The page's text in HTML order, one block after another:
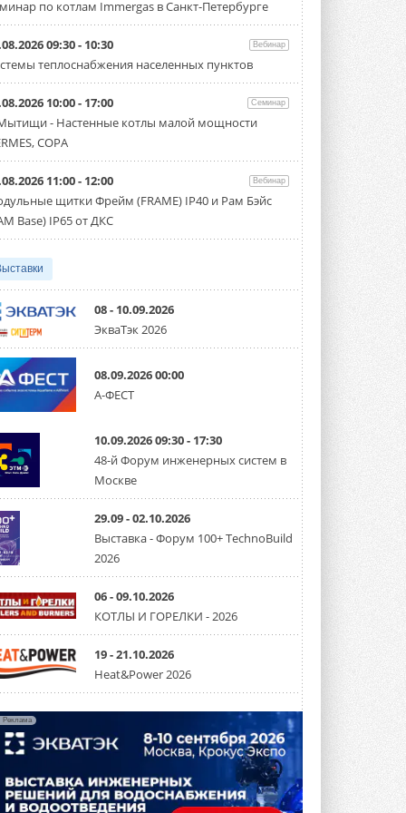
флагманский чиллер AquaEdge
19XR
Чиллер получил новую версию,
работающую на хладагенте R1234ze ...
31 ИЮЛЯ 2026
Mitsubishi расширяет
направление систем
охлаждения для ЦОД
компанию MEHITS US Inc. ...
31 ИЮЛЯ 2026
США запретили использование
иностранных инверторов
28 июля 2026 года Федеральная
Уже через месяц в России
можно будет устанавливать
солнечные панели в МКД
микрогенерацию в многоквартирных ...
30 ИЮЛЯ 2026
двигателями Sysimple TRS EC
Poti
Новинка от Системэйр —
прямоугольный канальный ...
30 ИЮЛЯ 2026
Краска для окон: как выбрать
состав, который не
растрескается после первой
зимы
Частые вопросы о краске для окон ...
30 ИЮЛЯ 2026
СИЭНПИ РУС представила
новую серию консольных
насосов NM
помогает снизить энергопотребление ...
30 ИЮЛЯ 2026
Группа «Теплолюкс» открыла
новую производственную
площадку
Открытие нового завода состоялось
сегодня в Мытищах ...
по котлам Immergas в Санкт-Петербурге
09:30 - 10:30 Вебинар
теплоснабжения населенных пунктов
10:00 - 17:00 Семинар
- Настенные котлы малой мощности
COPA
11:00 - 12:00 Вебинар
щитки Фрейм (FRAME) IP40 и Рам Бэйс
Base) IP65 от ДКС
08 - 10.09.2026
ЭкваТэк 2026
08.09.2026 00:00
А-ФЕСТ
10.09.2026 09:30 - 17:30
48-й Форум инженерных систем в
Москве
29.09 - 02.10.2026
Выставка - Форум 100+ TechnoBuild
2026
06 - 09.10.2026
КОТЛЫ И ГОРЕЛКИ - 2026
19 - 21.10.2026
Heat&Power 2026
Реклама